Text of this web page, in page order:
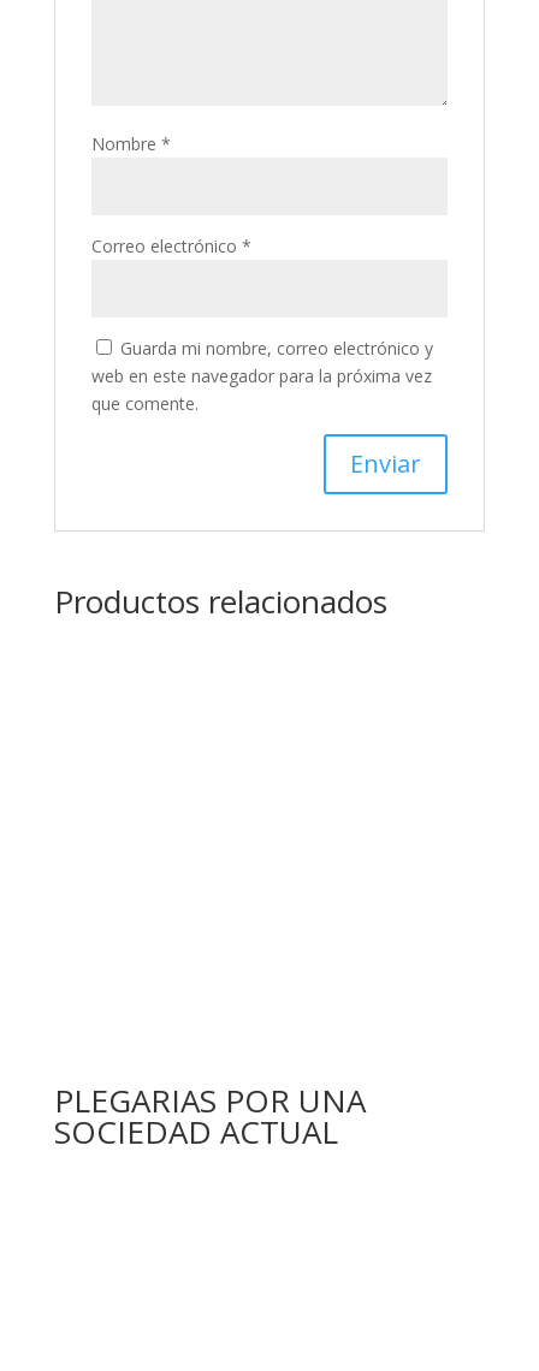
Nombre *
Correo electrónico *
Guarda mi nombre, correo electrónico y
web en este navegador para la próxima vez
que comente.
Productos relacionados
PLEGARIAS POR UNA
SOCIEDAD ACTUAL